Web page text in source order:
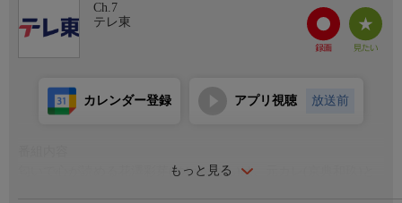
Ch.7
テレ東
もっと見る
カレンダー登録 アプリ視聴 放送前
匂いで心が読める花澤彩芽(ゆいかれん)は、元カレ(京典和玖)と